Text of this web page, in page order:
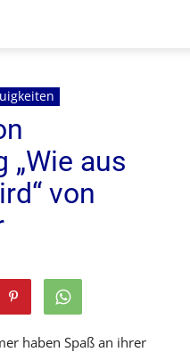
„Wie aus
von
haben Spaß an ihrer